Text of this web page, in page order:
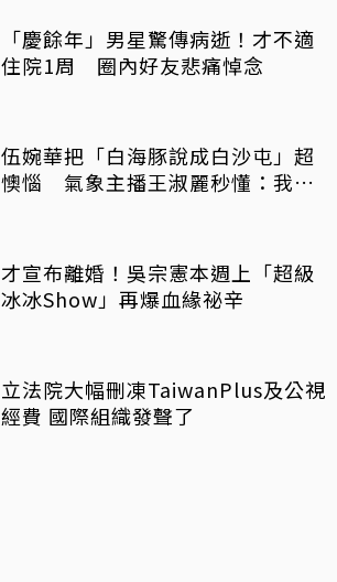
「慶餘年」男星驚傳病逝！才不適
住院1周 圈內好友悲痛悼念
伍婉華把「白海豚說成白沙屯」超
懊惱 氣象主播王淑麗秒懂：我曾
才宣布離婚！吳宗憲本週上「超級
冰冰Show」再爆血緣祕辛
立法院大幅刪凍TaiwanPlus及公視
經費 國際組織發聲了